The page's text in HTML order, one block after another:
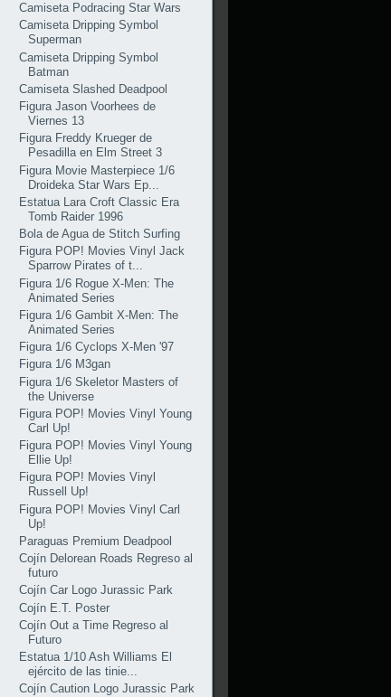
Camiseta Podracing Star Wars
Camiseta Dripping Symbol
Superman
Camiseta Dripping Symbol
Batman
Camiseta Slashed Deadpool
Figura Jason Voorhees de
Viernes 13
Figura Freddy Krueger de
Pesadilla en Elm Street 3
Figura Movie Masterpiece 1/6
Droideka Star Wars Ep...
Estatua Lara Croft Classic Era
Tomb Raider 1996
Bola de Agua de Stitch Surfing
Figura POP! Movies Vinyl Jack
Sparrow Pirates of t...
Figura 1/6 Rogue X-Men: The
Animated Series
Figura 1/6 Gambit X-Men: The
Animated Series
Figura 1/6 Cyclops X-Men '97
Figura 1/6 M3gan
Figura 1/6 Skeletor Masters of
the Universe
Figura POP! Movies Vinyl Young
Carl Up!
Figura POP! Movies Vinyl Young
Ellie Up!
Figura POP! Movies Vinyl
Russell Up!
Figura POP! Movies Vinyl Carl
Up!
Paraguas Premium Deadpool
Cojín Delorean Roads Regreso al
futuro
Cojín Car Logo Jurassic Park
Cojín E.T. Poster
Cojín Out a Time Regreso al
Futuro
Estatua 1/10 Ash Williams El
ejército de las tinie...
Cojín Caution Logo Jurassic Park